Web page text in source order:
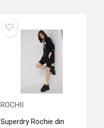
ROCHII
Superdry Rochie din